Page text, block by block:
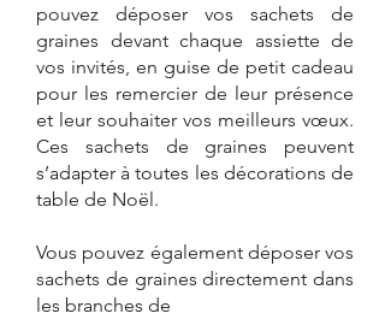
pouvez déposer vos sachets de
graines devant chaque assiette de
vos invités, en guise de petit cadeau
pour les remercier de leur présence
et leur souhaiter vos meilleurs vœux.
Ces sachets de graines peuvent
s’adapter à toutes les décorations de
table de Noël.
Vous pouvez également déposer vos
sachets de graines directement dans
les branches de